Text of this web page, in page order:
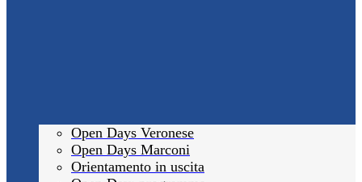
Open Days Veronese
Open Days Marconi
Orientamento in uscita